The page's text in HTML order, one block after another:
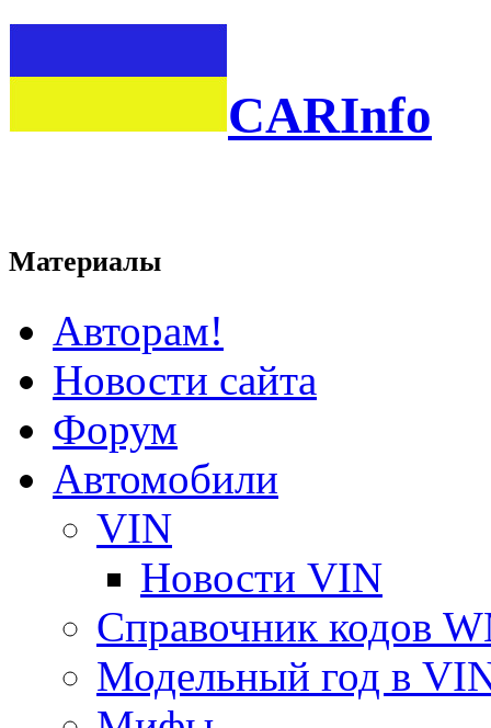
CARInfo
Материалы
Авторам!
Новости сайта
Форум
Автомобили
VIN
Новости VIN
Справочник кодов
Модельный год в